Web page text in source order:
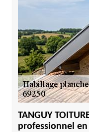
TANGUY
professionnel